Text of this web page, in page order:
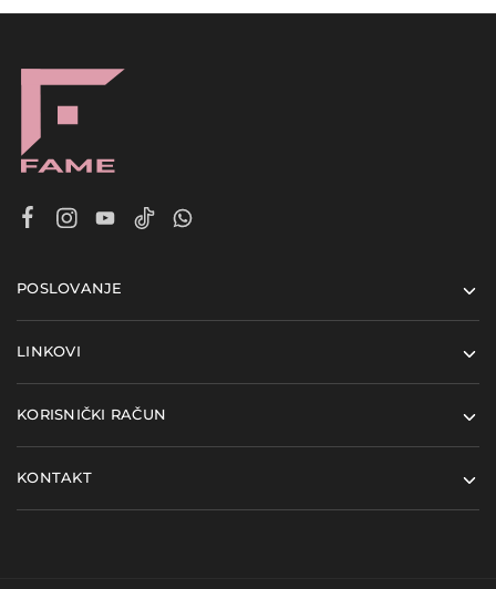
POSLOVANJE
LINKOVI
KORISNIČKI RAČUN
KONTAKT